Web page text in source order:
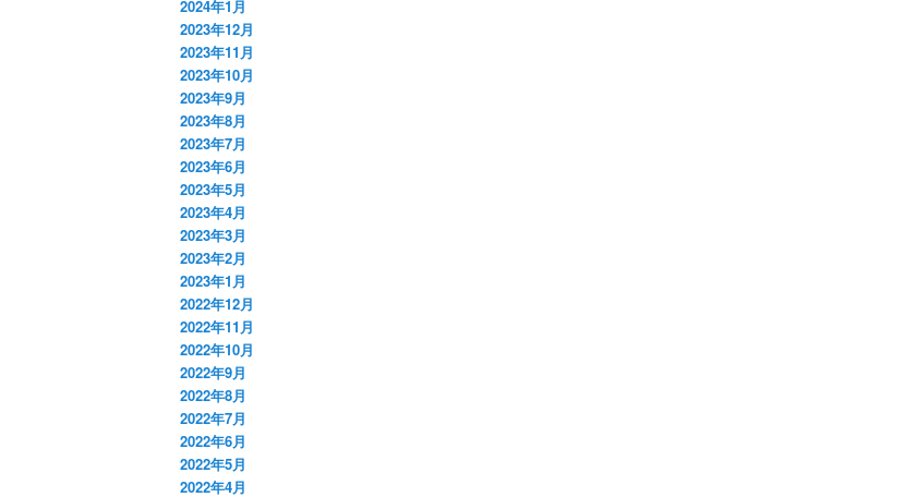
2024年1月
2023年12月
2023年11月
2023年10月
2023年9月
2023年8月
2023年7月
2023年6月
2023年5月
2023年4月
2023年3月
2023年2月
2023年1月
2022年12月
2022年11月
2022年10月
2022年9月
2022年8月
2022年7月
2022年6月
2022年5月
2022年4月